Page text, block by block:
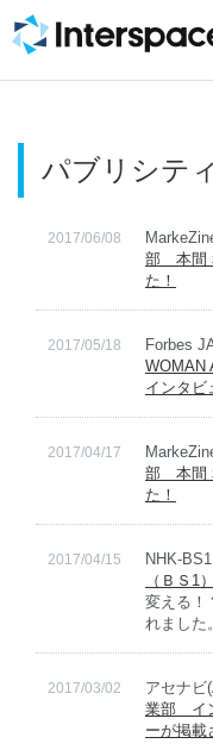
ホ
事
ニ
IR
ブ
採
お
パブリシティ
2017/06/08
部 本間
た！
2017/05/18 Forbes
WOMAN
インタビ
2017/04/17
部 本間
た！
2017/04/15 NHK-
（ＢＳ1）
変える！
れました。
2017/03/02 アセナ
業部 イ
ーが掲載